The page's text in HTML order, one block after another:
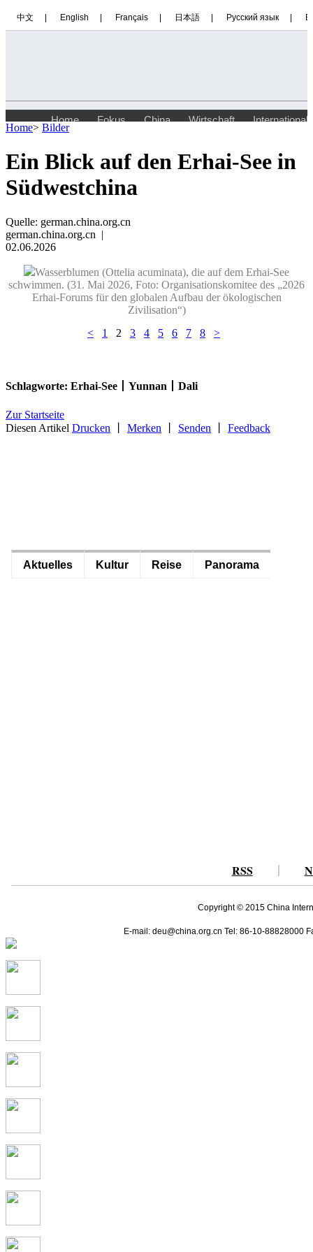
Home> Bilder
Ein Blick auf den Erhai-See in
Südwestchina
Quelle: german.china.org.cn
german.china.org.cn |
02.06.2026
Wasserblumen (Ottelia acuminata), die auf dem Erhai-See
schwimmen. (31. Mai 2026, Foto: Organisationskomitee des „2026
Erhai-Forums für den globalen Aufbau der ökologischen
Zivilisation“)
<
1 2 3 4 5 6 7 8 >
Schlagworte: Erhai-See丨Yunnan丨Dali
Zur Startseite
Diesen Artikel Drucken Merken Senden Feedback